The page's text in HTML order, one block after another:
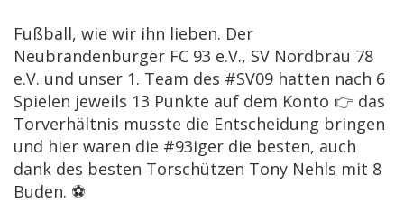
Fußball, wie wir ihn lieben. Der
Neubrandenburger FC 93 e.V., SV Nordbräu 78
e.V. und unser 1. Team des #SV09 hatten nach 6
Spielen jeweils 13 Punkte auf dem Konto 👉 das
Torverhältnis musste die Entscheidung bringen
und hier waren die #93iger die besten, auch
dank des besten Torschützen Tony Nehls mit 8
Buden. ⚽️